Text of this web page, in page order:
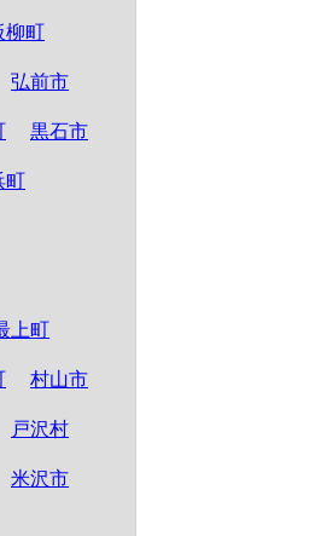
柳町
弘前市
黒石市
町
上町
村山市
戸沢村
米沢市